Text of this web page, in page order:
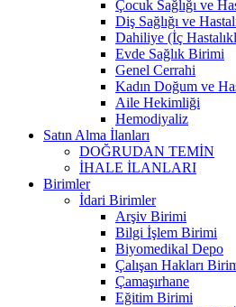
Çocuk Sağlığı ve
Diş Sağlığı ve
Dahiliye (İç
Evde Sağlık Birimi
Genel Cerrahi
Kadın Doğum ve
Aile Hekimliği
Hemodiyaliz
Satın Alma İlanları
DOĞRUDAN TEMİN
İHALE İLANLARI
Birimler
İdari Birimler
Arşiv Birimi
Bilgi İşlem Birimi
Biyomedikal Depo
Çalışan Hakları
Çamaşırhane
Eğitim Birimi